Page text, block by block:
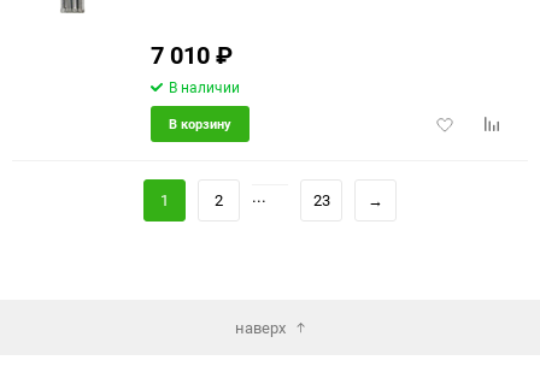
7 010₽
В наличии
Добавить
В корзину
1 2 ... 23 →
наверх